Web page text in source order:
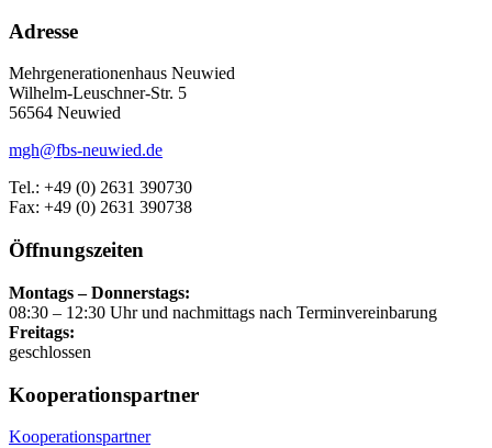
Adresse
Mehrgenerationenhaus Neuwied
Wilhelm-Leuschner-Str. 5
56564 Neuwied
mgh@fbs-neuwied.de
Tel.: +49 (0) 2631 390730
Fax: +49 (0) 2631 390738
Öffnungszeiten
Montags – Donnerstags:
08:30 – 12:30 Uhr und nachmittags nach Terminvereinbarung
Freitags:
geschlossen
Kooperationspartner
Kooperationspartner